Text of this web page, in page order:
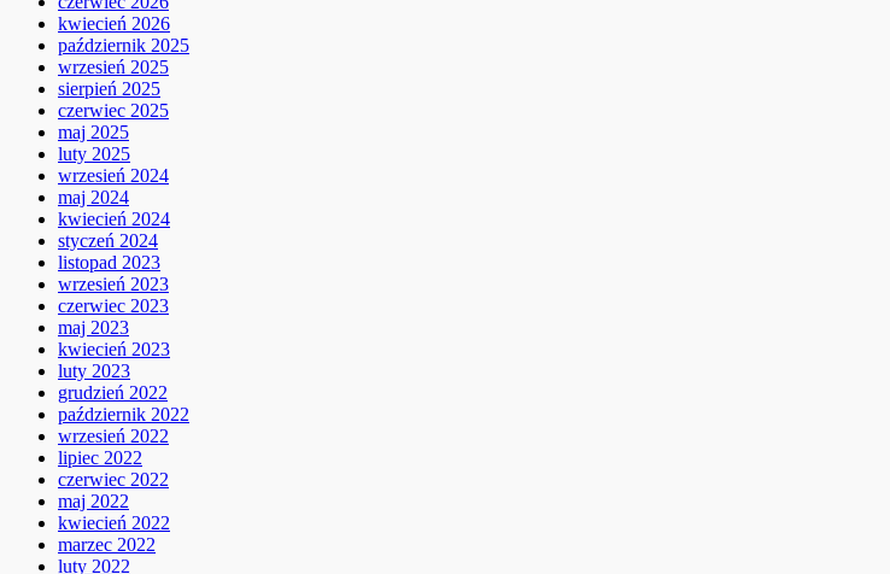
kwiecień 2026
październik 2025
wrzesień 2025
sierpień 2025
czerwiec 2025
maj 2025
luty 2025
wrzesień 2024
maj 2024
kwiecień 2024
styczeń 2024
listopad 2023
wrzesień 2023
czerwiec 2023
maj 2023
kwiecień 2023
luty 2023
grudzień 2022
październik 2022
wrzesień 2022
lipiec 2022
czerwiec 2022
maj 2022
kwiecień 2022
marzec 2022
luty 2022